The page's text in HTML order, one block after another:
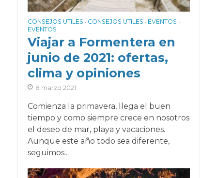
CONSEJOS UTILES • CONSEJOS UTILES • EVENTOS •
EVENTOS
Viajar a Formentera en
junio de 2021: ofertas,
clima y opiniones
8 marzo 2021
Comienza la primavera, llega el buen
tiempo y como siempre crece en nosotros
el deseo de mar, playa y vacaciones.
Aunque este año todo sea diferente,
seguimos...